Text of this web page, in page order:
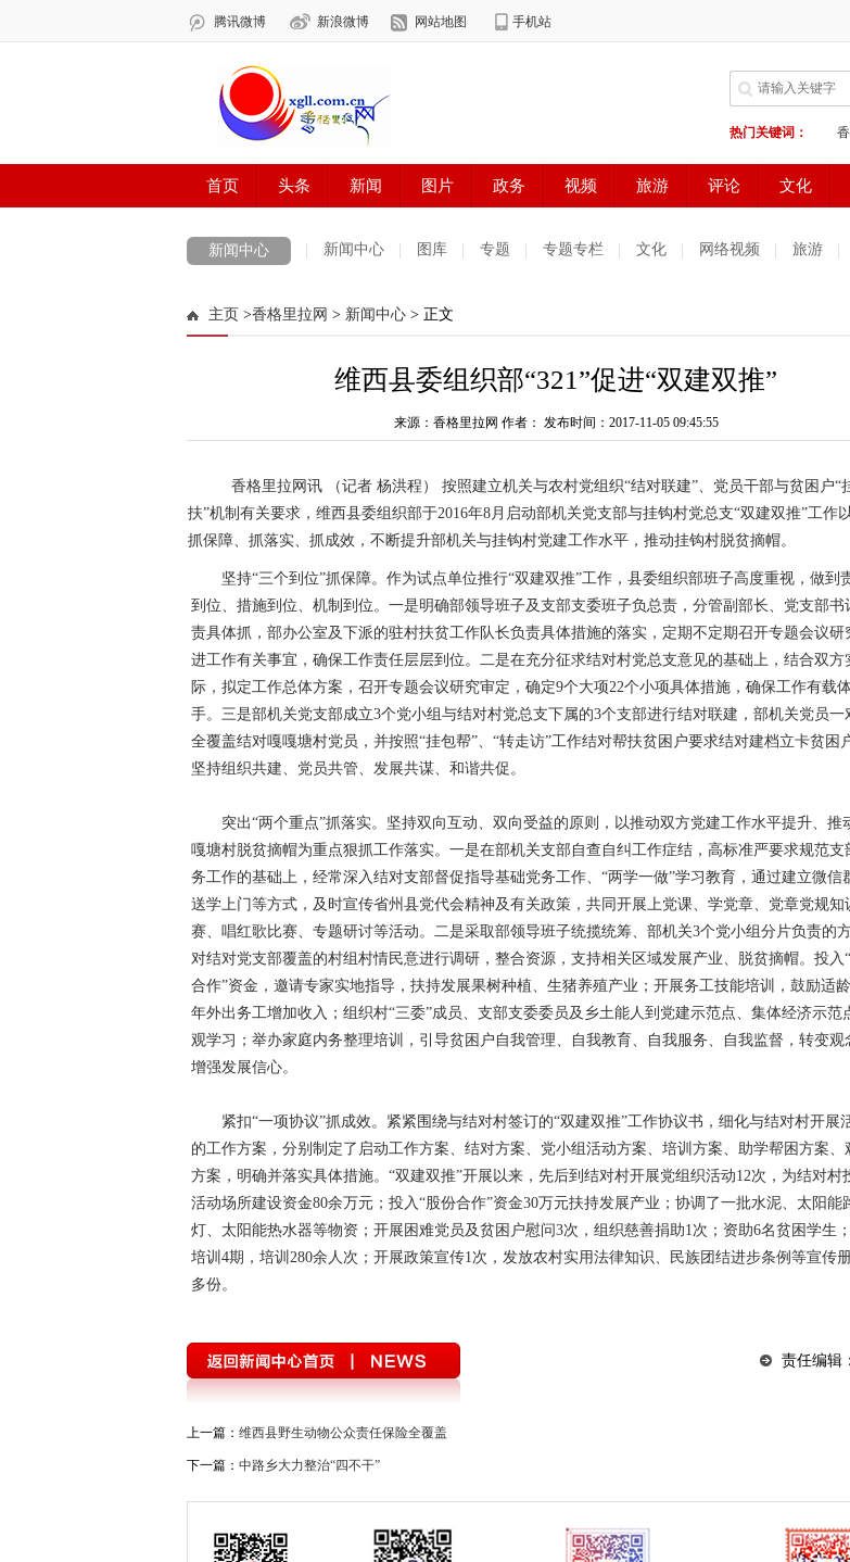
新闻中心 新闻中心 图库 专题 专题专栏 文化 网络视频 旅游
法治迪庆
主页 >香格里拉网 > 新闻中心 > 正文
维西县委组织部“321”促进“双建双推”
来源：香格里拉网 作者： 发布时间：2017-11-05 09:45:55
香格里拉网讯 （记者 杨洪程）
按照建立机关与农村党组织“结对联建”、党员干部与贫困户“
扶”机制有关要求，维西县委组织部于2016年8月启动部机关党支部与挂钩村党总支“双建双推”工作
抓保障、抓落实、抓成效，不断提升部机关与挂钩村党建工作水平，推动挂钩村脱贫摘帽。
坚持“三个到位”抓保障。作为试点单位推行“双建双推”工作，县委组织部班子高度重视，做到
到位、措施到位、机制到位。一是明确部领导班子及支部支委班子负总责，分管副部长、党支部书
责具体抓，部办公室及下派的驻村扶贫工作队长负责具体措施的落实，定期不定期召开专题会议研
进工作有关事宜，确保工作责任层层到位。二是在充分征求结对村党总支意见的基础上，结合双方
际，拟定工作总体方案，召开专题会议研究审定，确定9个大项22个小项具体措施，确保工作有载
手。三是部机关党支部成立3个党小组与结对村党总支下属的3个支部进行结对联建，部机关党员一
全覆盖结对嘎嘎塘村党员，并按照“挂包帮”、“转走访”工作结对帮扶贫困户要求结对建档立卡贫困
坚持组织共建、党员共管、发展共谋、和谐共促。
突出“两个重点”抓落实。坚持双向互动、双向受益的原则，以推动双方党建工作水平提升、推
嘎塘村脱贫摘帽为重点狠抓工作落实。一是在部机关支部自查自纠工作症结，高标准严要求规范支
务工作的基础上，经常深入结对支部督促指导基础党务工作、“两学一做”学习教育，通过建立微信
送学上门等方式，及时宣传省州县党代会精神及有关政策，共同开展上党课、学党章、党章党规知
赛、唱红歌比赛、专题研讨等活动。二是采取部领导班子统揽统筹、部机关3个党小组分片负责的方
对结对党支部覆盖的村组村情民意进行调研，整合资源，支持相关区域发展产业、脱贫摘帽。投入
合作”资金，邀请专家实地指导，扶持发展果树种植、生猪养殖产业；开展务工技能培训，鼓励适
年外出务工增加收入；组织村“三委”成员、支部支委委员及乡土能人到党建示范点、集体经济示范
观学习；举办家庭内务整理培训，引导贫困户自我管理、自我教育、自我服务、自我监督，转变观
增强发展信心。
紧扣“一项协议”抓成效。紧紧围绕与结对村签订的“双建双推”工作协议书，细化与结对村开展
的工作方案，分别制定了启动工作方案、结对方案、党小组活动方案、培训方案、助学帮困方案、
方案，明确并落实具体措施。“双建双推”开展以来，先后到结对村开展党组织活动12次，为结对村
活动场所建设资金80余万元；投入“股份合作”资金30万元扶持发展产业；协调了一批水泥、太阳能
灯、太阳能热水器等物资；开展困难党员及贫困户慰问3次，组织慈善捐助1次；资助6名贫困学生
培训4期，培训280余人次；开展政策宣传1次，发放农村实用法律知识、民族团结进步条例等宣传
多份。
责任编辑
上一篇： 维西县野生动物公众责任保险全覆盖
下一篇： 中路乡大力整治“四不干”